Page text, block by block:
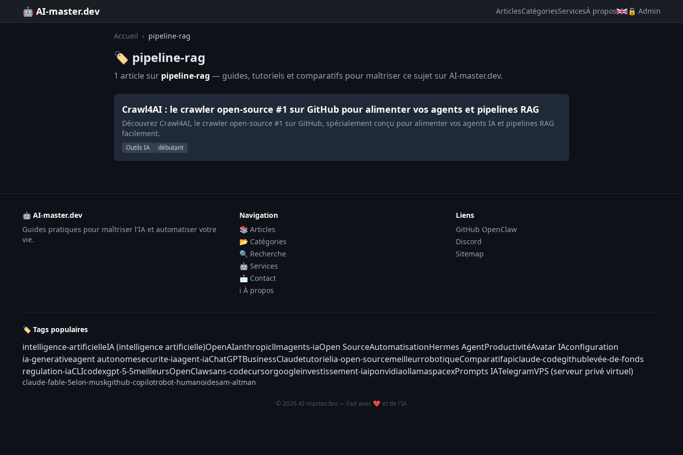
🤖 AI-master.dev ArticlesCatégoriesServicesÀ propos 🔒 Admin
Accueil › pipeline-rag
🏷️ pipeline-rag
1 article sur pipeline-rag — guides, tutoriels et comparatifs pour maîtriser ce sujet sur AI-master.dev.
Crawl4AI : le crawler open-source #1 sur GitHub pour alimenter vos agents et pipelines RAG
Découvrez Crawl4AI, le crawler open-source #1 sur GitHub, spécialement conçu pour alimenter vos agents IA et pipelines RAG
facilement.
Outils IA débutant
🤖 AI-master.dev
Guides pratiques pour maîtriser l'IA et automatiser votre
vie.
Navigation
📚 Articles
📂 Catégories
🔍 Recherche
🤖 Services
📩 Contact
ℹ️ À propos
Liens
GitHub OpenClaw
Discord
Sitemap
🏷️ Tags populaires
intelligence-artificielleIA (intelligence artificielle)OpenAIanthropicllmagents-iaOpen SourceAutomatisationHermes AgentProductivitéAvatar IAconfiguration
ia-generativeagent autonomesecurite-iaagent-iaChatGPTBusinessClaudetutorielia-open-sourcemeilleurrobotiqueComparatifapiclaude-codegithublevée-de-fonds
regulation-iaCLIcodexgpt-5-5meilleursOpenClawsans-codecursorgoogleinvestissement-iaiponvidiaollamaspacexPrompts IATelegramVPS (serveur privé virtuel)
claude-fable-5elon-muskgithub-copilotrobot-humanoidesam-altman
© 2026 AI-master.dev — Fait avec ❤️ et de l'IA